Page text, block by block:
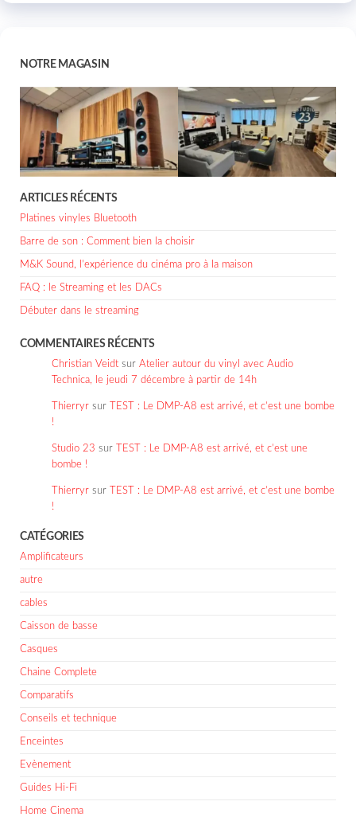
NOTRE MAGASIN
ARTICLES RÉCENTS
Platines vinyles Bluetooth
Barre de son : Comment bien la choisir
M&K Sound, l’expérience du cinéma pro à la maison
FAQ : le Streaming et les DACs
Débuter dans le streaming
COMMENTAIRES RÉCENTS
Christian Veidt sur Atelier autour du vinyl avec Audio
Technica, le jeudi 7 décembre à partir de 14h
Thierryr sur
TEST : Le DMP-A8 est arrivé, et c’est une bombe
!
Studio 23 sur
TEST : Le DMP-A8 est arrivé, et c’est une
bombe !
Thierryr sur
TEST : Le DMP-A8 est arrivé, et c’est une bombe
!
CATÉGORIES
Amplificateurs
autre
cables
Caisson de basse
Casques
Chaine Complete
Comparatifs
Conseils et technique
Enceintes
Evènement
Guides Hi-Fi
Home Cinema